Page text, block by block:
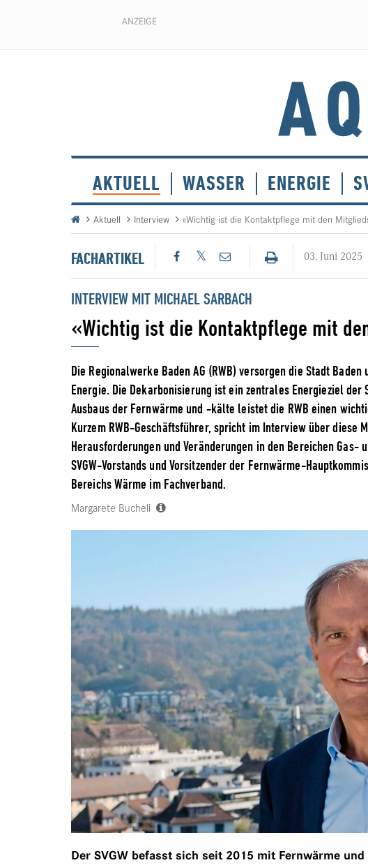
ANZEIGE
AKTUELL WASSER ENERGIE
Aktuell Interview «Wichtig ist die Kontaktpflege mit den
FACHARTIKEL 03. Juni 2025
INTERVIEW MIT MICHAEL SARBACH
«Wichtig ist die Kontaktpflege mit
Die Regionalwerke Baden AG (RWB) versorgen die Stadt
Energie. Die Dekarbonisierung ist ein zentrales Energieziel der
Ausbaus der Fernwärme und -kälte leistet die RWB einen
Kurzem RWB-Geschäftsführer, spricht im Interview über diese
Herausforderungen und Veränderungen in den Bereichen
SVGW-Vorstands und Vorsitzender der Fernwärme-
Bereichs Wärme im Fachverband.
Margarete Bucheli
Der SVGW befasst sich seit 2015 mit Fernwärme